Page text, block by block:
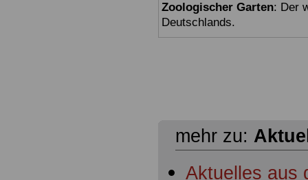
Zoologischer Garten: Der
Deutschlands.
mehr zu:
Aktuelles aus